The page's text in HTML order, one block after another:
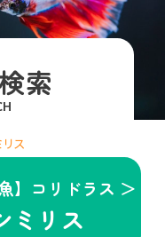
索
リス
】コリドラス ＞
ミリス